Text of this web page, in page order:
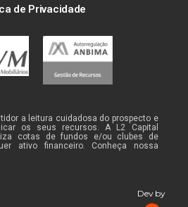
Dev by
de Privacidade
a leitura cuidadosa do prospecto e
os seus recursos. A L2 Capital
cotas de fundos e/ou clubes de
ativo financeiro. Conheça nossa